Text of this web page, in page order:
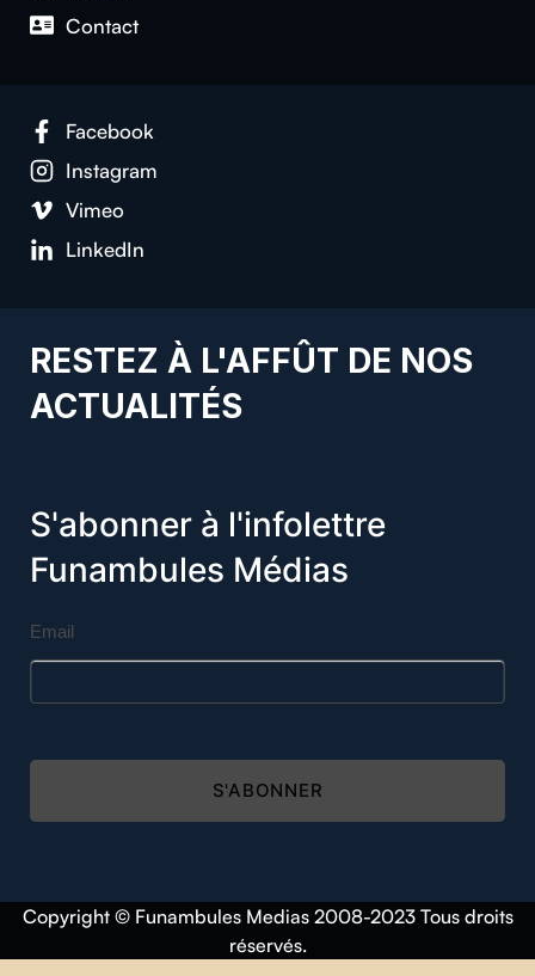
Contact
Facebook
Instagram
Vimeo
LinkedIn
RESTEZ À L'AFFÛT DE NOS
ACTUALITÉS
S'abonner à l'infolettre
Funambules Médias
Email
S'ABONNER
Copyright © Funambules Medias 2008-2023 Tous droits
réservés.